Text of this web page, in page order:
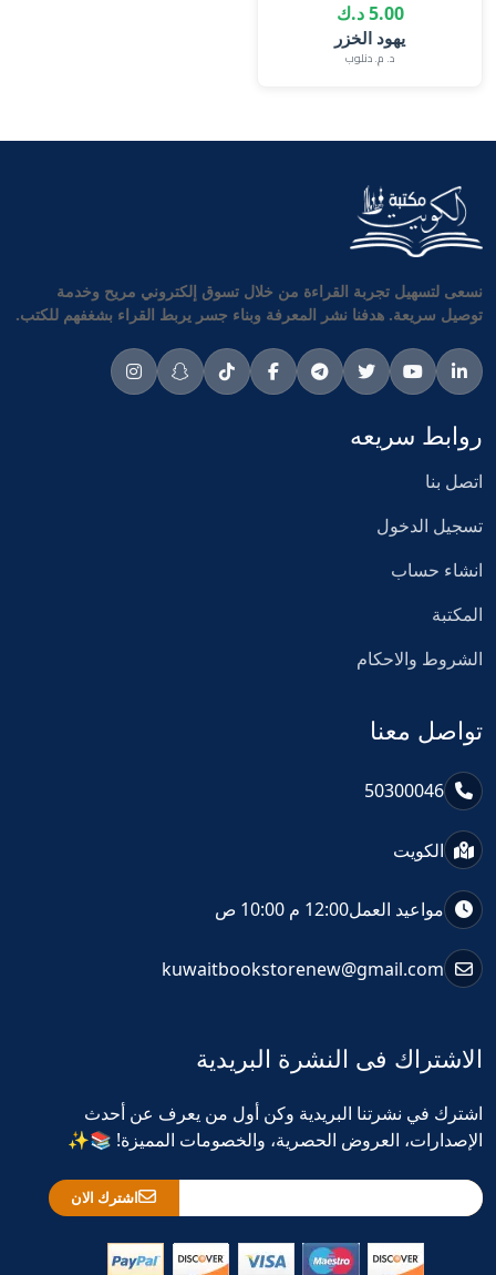
5.00 د.ك
يهود الخزر
د. م. دنلوب
نسعى لتسهيل تجربة القراءة من خلال تسوق إلكتروني مريح وخدمة
توصيل سريعة. هدفنا نشر المعرفة وبناء جسر يربط القراء بشغفهم للكتب.
روابط سريعه
اتصل بنا
تسجيل الدخول
انشاء حساب
المكتبة
الشروط والاحكام
تواصل معنا
50300046
الكويت
مواعيد العمل12:00 م 10:00 ص
kuwaitbookstorenew@gmail.com
الاشتراك فى النشرة البريدية
اشترك في نشرتنا البريدية وكن أول من يعرف عن أحدث
الإصدارات، العروض الحصرية، والخصومات المميزة! 📚✨
اشترك الان